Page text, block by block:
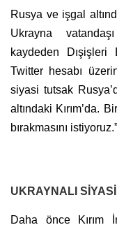
Rusya ve işgal
Ukrayna
kaydeden Dışişleri
Twitter hesabı
siyasi tutsak
altındaki Kırım’da.
bırakmasını
UKRAYNALI
Daha önce Kırım